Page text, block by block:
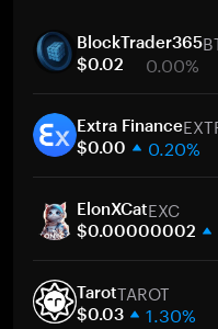
BlockTrader365
$0.02 0.00%
30 días
Capitalización de
Extra Finance
$0.00 0.20%
30 días
Capitalización de
ElonXCatEXC
$0.00000002
30 días
Capitalización de
TarotTAROT
$0.03 1.30%